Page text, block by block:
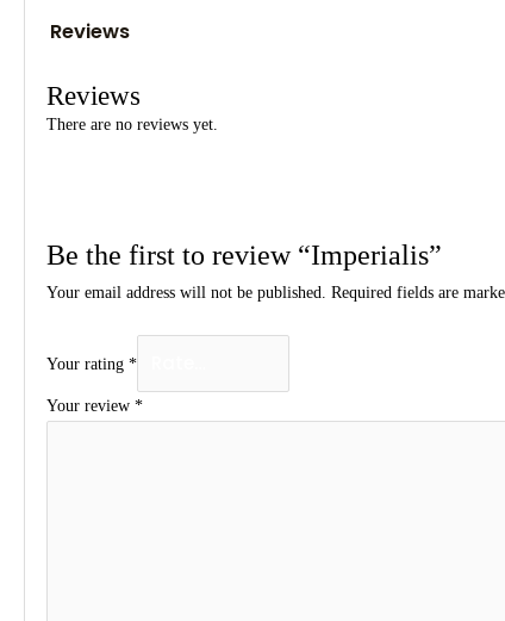
Reviews
Reviews
There are no reviews yet.
Be the first to review “Imperialis”
Your email address will not be published. Required fields are
Your rating*
Your review*